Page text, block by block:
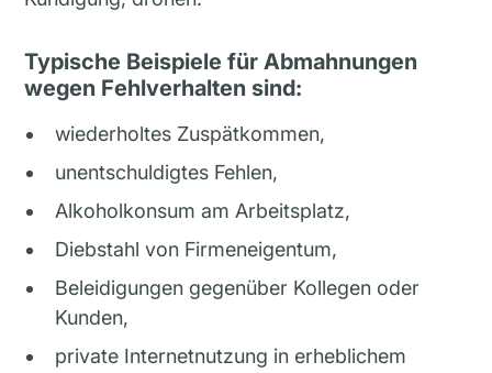
Typische Beispiele für Abmahnungen
wegen Fehlverhalten sind:
wiederholtes Zuspätkommen,
unentschuldigtes Fehlen,
Alkoholkonsum am Arbeitsplatz,
Diebstahl von Firmeneigentum,
Beleidigungen gegenüber Kollegen oder
Kunden,
private Internetnutzung in erheblichem